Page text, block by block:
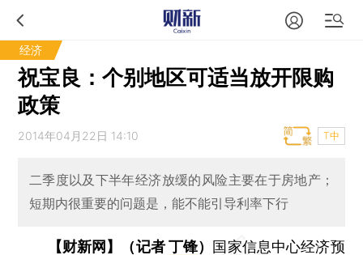
经济
祝宝良：个别地区可适当放开限购
政策
2014年04月22日 14:10 T中
二季度以及下半年经济放缓的风险主要在于房地产；
短期内很重要的问题是，能不能引导利率下行
【财新网】（记者丁锋） 国家信息中心经济预